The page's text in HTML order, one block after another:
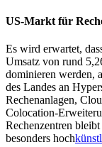
US-Markt für
Es wird erwartet,
Umsatz von rund
dominieren werden,
des Landes an
Rechenanlagen,
Colocation-
Rechenzentren
besonders hoch